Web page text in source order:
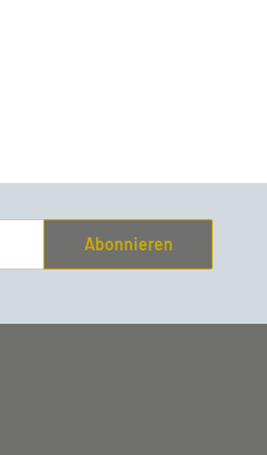
Abonnieren